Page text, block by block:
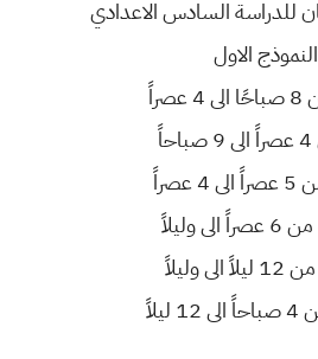
للدراسة السادس الاعدادي
النموذج الاول
وليلاً
وليلاً